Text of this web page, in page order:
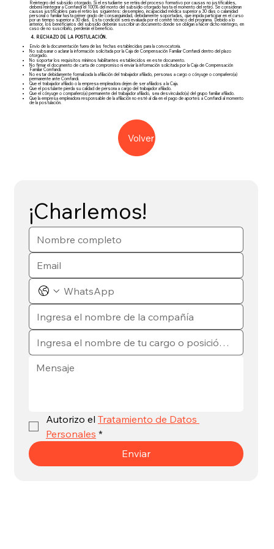
Reintegro del subsidio otorgado. Si el estudiante se retira del proceso formativo por causas no justificables,
deberá reintegrar a Comfandi el 100% del monto del subsidio otorgado hasta el momento del retiro. Se consideran
causas justificables para el retiro las siguientes: desempleo, incapacidad médica superior a 30 días o calamidad
personal o familiar hasta primer grado de consanguinidad, debidamente soportadas, que impida participar en el curso
por un tiempo superior a 30 días. Esta condición será evaluada por el comité técnico del programa. Debido a lo
anterior, los beneficiarios del subsidio deberán suscribir un documento donde se obligan a hacer dicho reintegro, en
caso de no suscribirlo, perderán el beneficio.
4. RECHAZO DE LA POSTULACIÓN.
Envío de la documentación fuera de las fechas establecidas para la convocatoria.
No subsanar o aclarar la información solicitada por la Caja de Compensación Familiar Comfandi dentro del plazo
otorgado.
No soportar los requisitos mínimos habilitantes establecidos en este documento.
No firmar el documento de carta de compromiso ni enviar la información solicitada por la Caja de Compensación
Familiar Comfandi.
No estar debidamente formalizada la afiliación del trabajador afiliado, personas a cargo o cónyuge o compañero(a)
permanente ante Comfandi.
Que el trabajador afiliado o la empresa empleadora dejen de ser afiliados a la Caja.
Que el postulante pierda su calidad de persona a cargo del trabajador afiliado.
Que el cónyuge o compañero(a) permanente del trabajador afiliado, sea desvinculado(a) del grupo familiar afiliado.
Que la empresa empleadora responsable de la afiliación no esté al día en el pago de aportes a Comfandi al momento
de la postulación.
Volver
¡Charlemos!
Autorizo el Tratamiento de Datos
Personales *
Enviar